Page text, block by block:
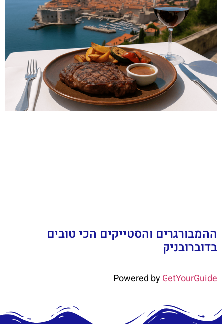
ההמבורגרים והסטייקים הכי טובים
בדוברובניק
Powered byGetYourGuide